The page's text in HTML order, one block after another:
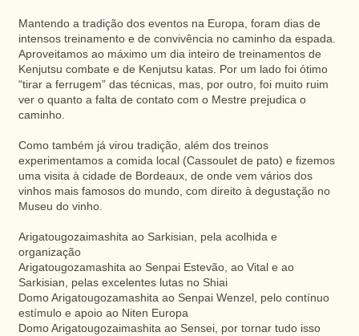
Mantendo a tradição dos eventos na Europa, foram dias de
intensos treinamento e de convivência no caminho da espada.
Aproveitamos ao máximo um dia inteiro de treinamentos de
Kenjutsu combate e de Kenjutsu katas. Por um lado foi ótimo
“tirar a ferrugem” das técnicas, mas, por outro, foi muito ruim
ver o quanto a falta de contato com o Mestre prejudica o
caminho.
Como também já virou tradição, além dos treinos
experimentamos a comida local (Cassoulet de pato) e fizemos
uma visita à cidade de Bordeaux, de onde vem vários dos
vinhos mais famosos do mundo, com direito à degustação no
Museu do vinho.
Arigatougozaimashita ao Sarkisian, pela acolhida e
organização
Arigatougozamashita ao Senpai Estevão, ao Vital e ao
Sarkisian, pelas excelentes lutas no Shiai
Domo Arigatougozamashita ao Senpai Wenzel, pelo contínuo
estímulo e apoio ao Niten Europa
Domo Arigatougozaimashita ao Sensei, por tornar tudo isso